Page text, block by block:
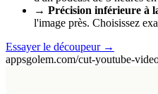
→ Précision inférieure à
l'image près. Choisissez
Essayer le découpeur →
appsgolem.com/cut-youtube-